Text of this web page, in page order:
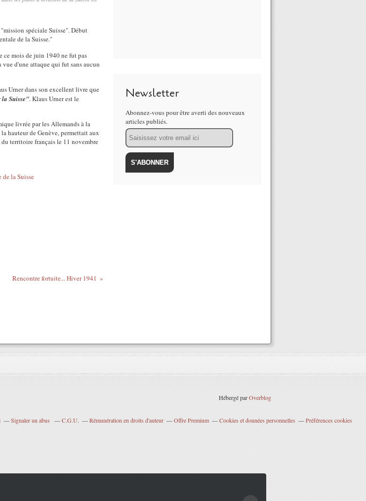
spéciale Suisse". Début
de la Suisse."
ce mois de juin 1940 ne fut pas
d'une attaque qui fut sans aucun
Urner dans son excellent livre que
Suisse". Klaus Urner est le
livrée par les Allemands à la
hauteur de Genève, permettait aux
territoire français le 11 novembre
Rencontre fortuite... Hiver 1941
Newsletter
Abonnez-vous pour être averti des nouveaux
articles publiés.
Email
Hébergé parOverblog
Signaler un abus C.G.U. Rémunération en droits d'auteur Offre Premium Cookies et données personnelles Préférences cookies